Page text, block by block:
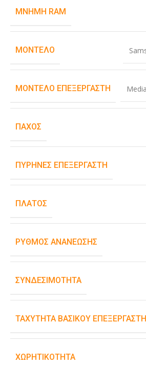
ΜΝΉΜΗ RAM
ΜΟΝΤΈΛΟ
ΜΟΝΤΈΛΟ ΕΠΕΞΕΡΓΑΣΤΉ
ΠΆΧΟΣ
ΠΥΡΉΝΕΣ ΕΠΕΞΕΡΓΑΣΤΉ
ΠΛΆΤΟΣ
ΡΥΘΜΌΣ ΑΝΑΝΈΩΣΗΣ
ΣΥΝΔΕΣΙΜΌΤΗΤΑ
ΤΑΧΎΤΗΤΑ ΒΑΣΙΚΟΎ ΕΠΕΞΕΡΓΑΣΤΉ
ΧΩΡΗΤΙΚΌΤΗΤΑ